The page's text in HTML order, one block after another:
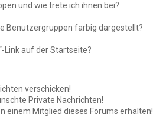
und wie trete ich ihnen bei?
Benutzergruppen farbig dargestellt?
Link auf der Startseite?
verschicken!
Private Nachrichten!
einem Mitglied dieses Forums erhalten!